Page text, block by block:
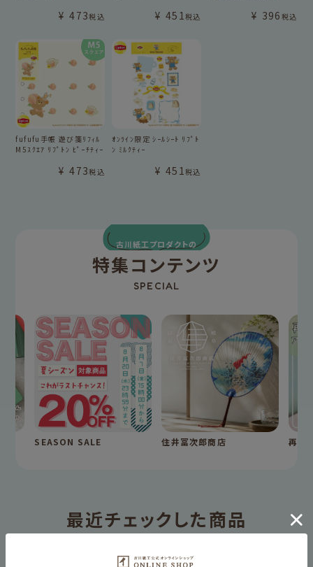
¥ 473税込 ¥ 451税込 ¥ 396 税込
fufufu手帳 遊び箋ﾘﾌｨﾙ
M5ｽｸｴｱ ﾘﾌﾟﾄﾝ ﾋﾟｰﾁﾃｨｰ
¥ 473税込
ｵﾝﾗｲﾝ限定 ｼｰﾙｼｰﾄ ﾘﾌﾟﾄ
ﾝ ﾐﾙｸﾃｨｰ
¥ 451税込
古川紙工プロダクトの
特集コンテンツ
SPECIAL
SEASON SALE 住井冨次郎商店 再入
最近チェックした商品